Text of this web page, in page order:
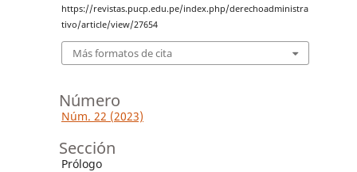
https://revistas.pucp.edu.pe/index.php/derechoadministra
tivo/article/view/27654
Más formatos de cita
Número
Núm. 22 (2023)
Sección
Prólogo